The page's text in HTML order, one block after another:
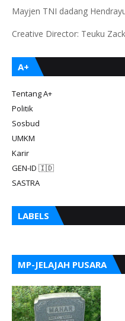
Mayjen TNI dadang
Creative Director: Teuku
A+
Tentang A+
Politik
Sosbud
UMKM
Karir
GEN-ID 🇮🇩
SASTRA
LABELS
MP-JELAJAH PUSARA